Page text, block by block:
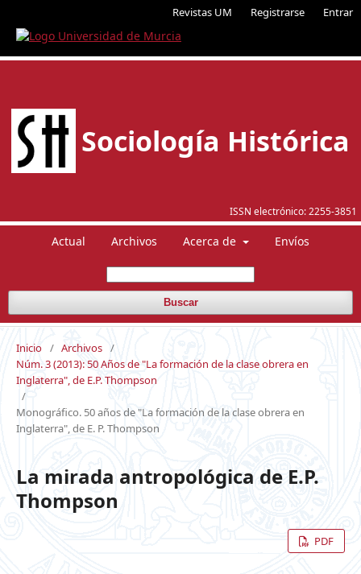
Revistas UM Registrarse Entrar
ISSN electrónico: 2255-3851
Sociología Histórica
Actual Archivos Acerca de Envíos
Buscar
Inicio / Archivos /
Núm. 3 (2013): 50 Años de "La formación de la clase obrera en
Inglaterra", de E.P. Thompson
/
Monográfico. 50 años de "La formación de la clase obrera en
Inglaterra", de E. P. Thompson
La mirada antropológica de E.P.
Thompson
PDF